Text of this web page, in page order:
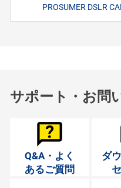
PROSUMER DSLR
サポート・お問
Q&A・よく
あるご質問
ダ